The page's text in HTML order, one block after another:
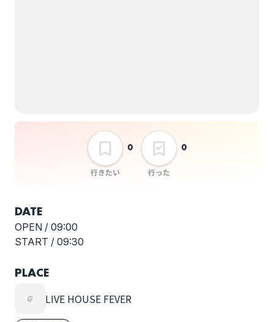
行きたい
0
行った
0
DATE
OPEN / 09:00
START / 09:30
PLACE
LIVE HOUSE FEVER